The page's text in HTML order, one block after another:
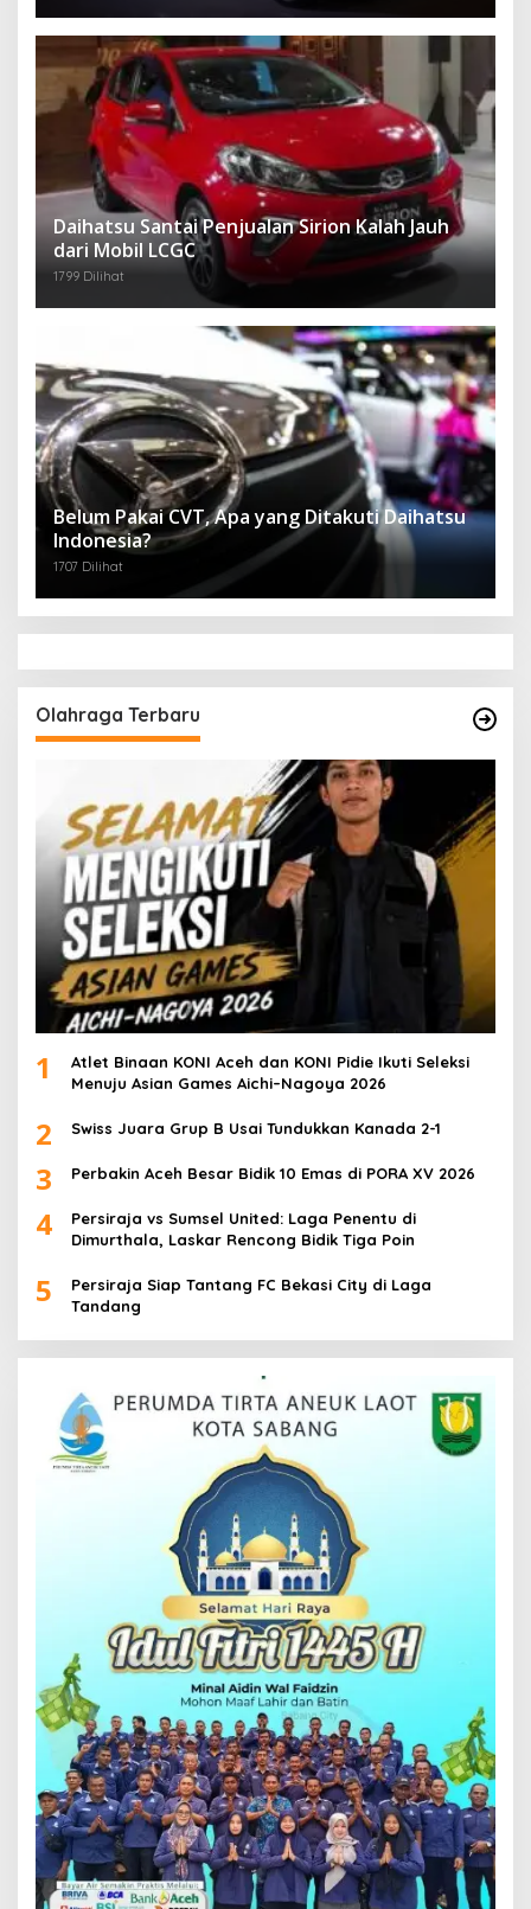
Daihatsu Santai Penjualan Sirion Kalah Jauh
dari Mobil LCGC
1799 Dilihat
Belum Pakai CVT, Apa yang Ditakuti Daihatsu
Indonesia?
1707 Dilihat
Olahraga Terbaru
1
Atlet Binaan KONI Aceh dan KONI Pidie Ikuti Seleksi
Menuju Asian Games Aichi–Nagoya 2026
2 Swiss Juara Grup B Usai Tundukkan Kanada 2-1
3 Perbakin Aceh Besar Bidik 10 Emas di PORA XV 2026
4
Persiraja vs Sumsel United: Laga Penentu di
Dimurthala, Laskar Rencong Bidik Tiga Poin
5
Persiraja Siap Tantang FC Bekasi City di Laga
Tandang